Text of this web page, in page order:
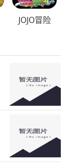
JOJO冒险